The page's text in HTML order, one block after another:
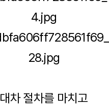
대차 절차를 마치고